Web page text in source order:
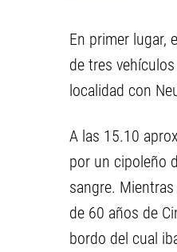
En primer lugar,
de tres
localidad con
A las 15.10
por un cipoleño
sangre.
de 60 años de
bordo del cual